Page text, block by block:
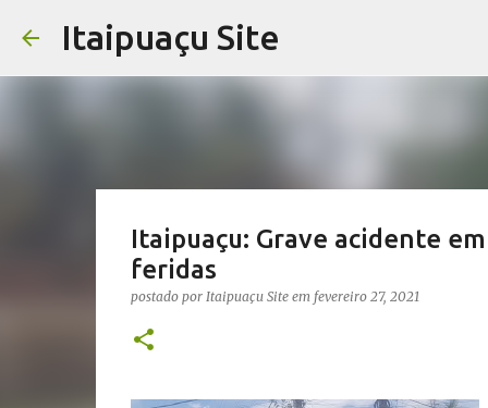
Itaipuaçu Site
Itaipuaçu: Grave acidente
feridas
postado por Itaipuaçu Site em fevereiro 27, 2021